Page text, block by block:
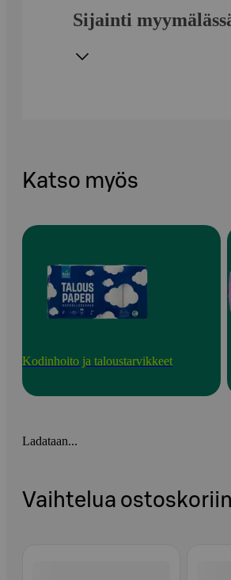
Sijainti
Katso myös
Kodinhoito ja taloustarvikkeet
Ladataan...
Vaihtelua ostoskoriin